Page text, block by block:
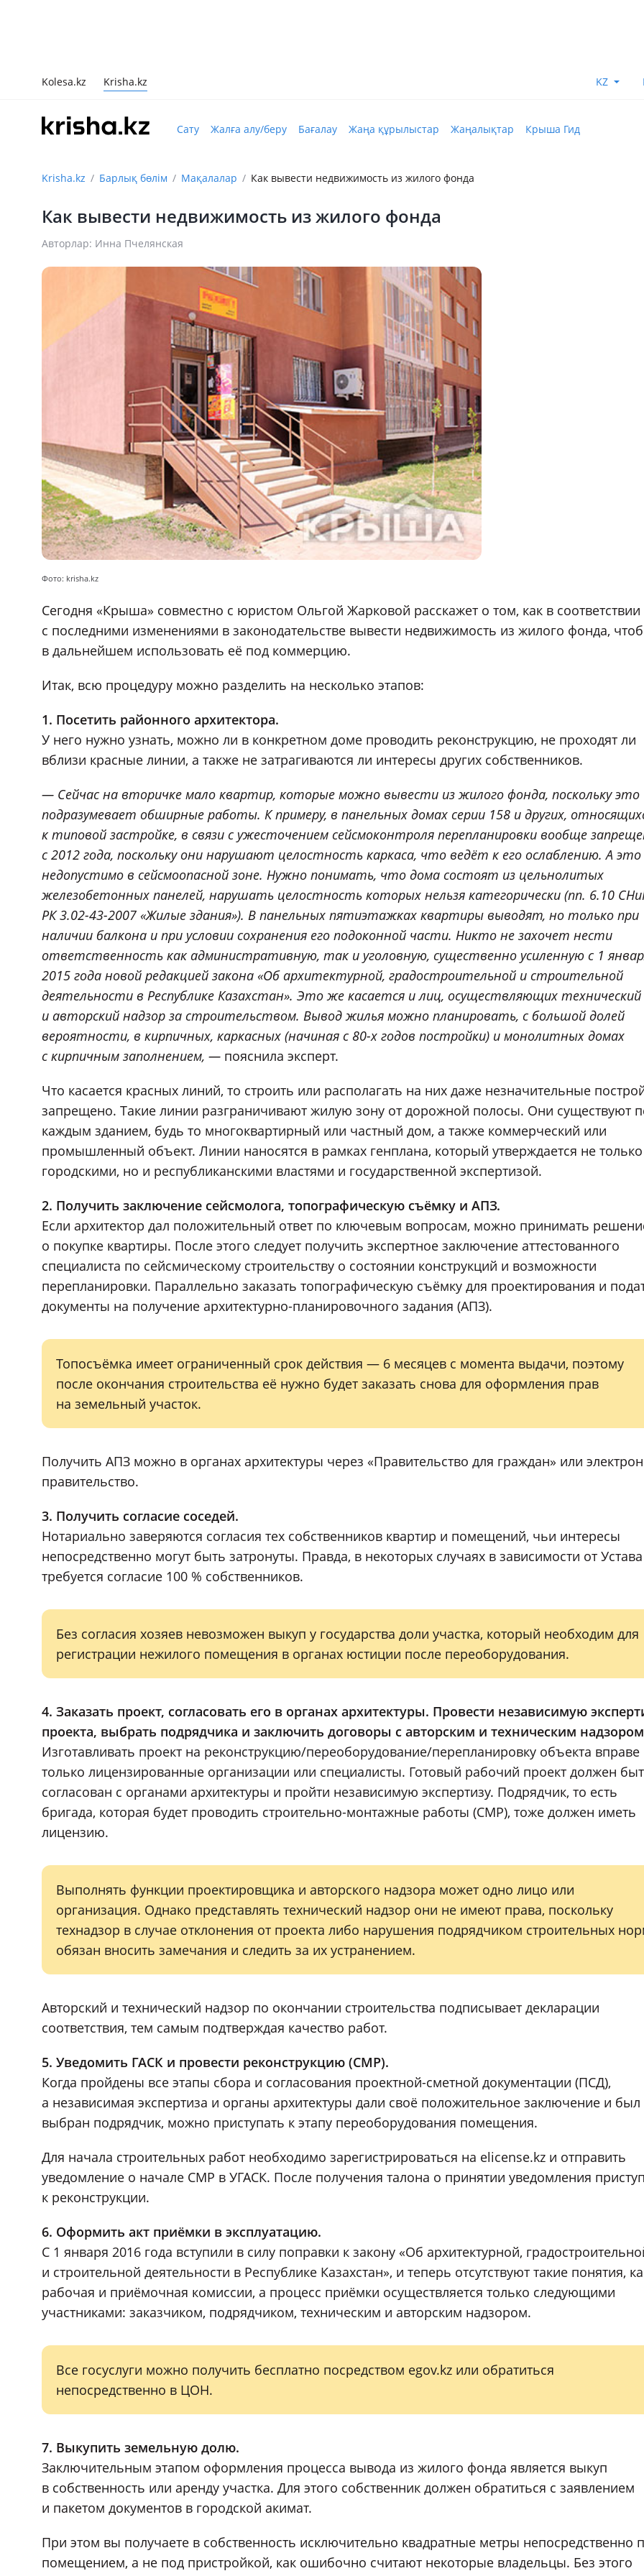
Kolesa.kz Krisha.kz KZ
Сату Жалға алу/беру Бағалау Жаңа құрылыстар Жаңалықтар Крыша Гид
Krisha.kz Барлық бөлім Мақалалар Как вывести недвижимость из жилого фонда
Как вывести недвижимость из жилого фонда
Авторлар: Инна Пчелянская
Фото: krisha.kz
Сегодня «Крыша» совместно с юристом Ольгой Жарковой расскажет о том, как в соответствии
с последними изменениями в законодательстве вывести недвижимость из жилого фонда,
в дальнейшем использовать её под коммерцию.
Итак, всю процедуру можно разделить на несколько этапов:
1. Посетить районного архитектора.
У него нужно узнать, можно ли в конкретном доме проводить реконструкцию, не проходят ли
вблизи красные линии, а также не затрагиваются ли интересы других собственников.
— Сейчас на вторичке мало квартир, которые можно вывести из жилого фонда, поскольку это
подразумевает обширные работы. К примеру, в панельных домах серии 158 и других,
к типовой застройке, в связи с ужесточением сейсмоконтроля перепланировки вообще
с 2012 года, поскольку они нарушают целостность каркаса, что ведёт к его ослаблению. А это
недопустимо в сейсмоопасной зоне. Нужно понимать, что дома состоят из цельнолитых
железобетонных панелей, нарушать целостность которых нельзя категорически (пп. 6.10
РК 3.02-43-2007 «Жилые здания»). В панельных пятиэтажках квартиры выводят, но только при
наличии балкона и при условии сохранения его подоконной части. Никто не захочет нести
ответственность как административную, так и уголовную, существенно усиленную с 1
2015 года новой редакцией закона «Об архитектурной, градостроительной и строительной
деятельности в Республике Казахстан». Это же касается и лиц, осуществляющих технический
и авторский надзор за строительством. Вывод жилья можно планировать, с большой долей
вероятности, в кирпичных, каркасных (начиная с 80-х годов постройки) и монолитных домах
с кирпичным заполнением, — пояснила эксперт.
Что касается красных линий, то строить или располагать на них даже незначительные
запрещено. Такие линии разграничивают жилую зону от дорожной полосы. Они существуют
каждым зданием, будь то многоквартирный или частный дом, а также коммерческий или
промышленный объект. Линии наносятся в рамках генплана, который утверждается не только
городскими, но и республиканскими властями и государственной экспертизой.
2. Получить заключение сейсмолога, топографическую съёмку и АПЗ.
Если архитектор дал положительный ответ по ключевым вопросам, можно принимать
о покупке квартиры. После этого следует получить экспертное заключение аттестованного
специалиста по сейсмическому строительству о состоянии конструкций и возможности
перепланировки. Параллельно заказать топографическую съёмку для проектирования и
документы на получение архитектурно-планировочного задания (АПЗ).
Топосъёмка имеет ограниченный срок действия — 6 месяцев с момента выдачи, поэтому
после окончания строительства её нужно будет заказать снова для оформления прав
на земельный участок.
Получить АПЗ можно в органах архитектуры через «Правительство для граждан» или
правительство.
3. Получить согласие соседей.
Нотариально заверяются согласия тех собственников квартир и помещений, чьи интересы
непосредственно могут быть затронуты. Правда, в некоторых случаях в зависимости от
требуется согласие 100 % собственников.
Без согласия хозяев невозможен выкуп у государства доли участка, который необходим для
регистрации нежилого помещения в органах юстиции после переоборудования.
4. Заказать проект, согласовать его в органах архитектуры. Провести независимую
проекта, выбрать подрядчика и заключить договоры с авторским и техническим
Изготавливать проект на реконструкцию/переоборудование/перепланировку объекта вправе
только лицензированные организации или специалисты. Готовый рабочий проект должен
согласован с органами архитектуры и пройти независимую экспертизу. Подрядчик, то есть
бригада, которая будет проводить строительно-монтажные работы (СМР), тоже должен иметь
лицензию.
Выполнять функции проектировщика и авторского надзора может одно лицо или
организация. Однако представлять технический надзор они не имеют права, поскольку
технадзор в случае отклонения от проекта либо нарушения подрядчиком строительных
обязан вносить замечания и следить за их устранением.
Авторский и технический надзор по окончании строительства подписывает декларации
соответствия, тем самым подтверждая качество работ.
5. Уведомить ГАСК и провести реконструкцию (СМР).
Когда пройдены все этапы сбора и согласования проектной-сметной документации (ПСД),
а независимая экспертиза и органы архитектуры дали своё положительное заключение и был
выбран подрядчик, можно приступать к этапу переоборудования помещения.
Для начала строительных работ необходимо зарегистрироваться на elicense.kz и отправить
уведомление о начале СМР в УГАСК. После получения талона о принятии уведомления
к реконструкции.
6. Оформить акт приёмки в эксплуатацию.
С 1 января 2016 года вступили в силу поправки к закону «Об архитектурной,
и строительной деятельности в Республике Казахстан», и теперь отсутствуют такие понятия,
рабочая и приёмочная комиссии, а процесс приёмки осуществляется только следующими
участниками: заказчиком, подрядчиком, техническим и авторским надзором.
Все госуслуги можно получить бесплатно посредством egov.kz или обратиться
непосредственно в ЦОН.
7. Выкупить земельную долю.
Заключительным этапом оформления процесса вывода из жилого фонда является выкуп
в собственность или аренду участка. Для этого собственник должен обратиться с заявлением
и пакетом документов в городской акимат.
При этом вы получаете в собственность исключительно квадратные метры непосредственно
помещением, а не под пристройкой, как ошибочно считают некоторые владельцы. Без этого